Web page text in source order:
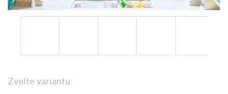
Zvolte variantu